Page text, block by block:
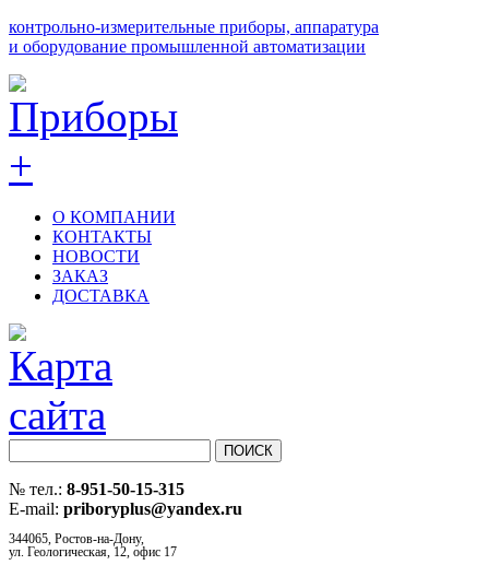
контрольно-измерительные приборы, аппаратура
и оборудование промышленной автоматизации
О КОМПАНИИ
КОНТАКТЫ
НОВОСТИ
ЗАКАЗ
ДОСТАВКА
№ тел.: 8-951-50-15-315
E-mail: priboryplus@yandex.ru
344065, Ростов-на-Дону,
ул. Геологическая, 12, офис 17